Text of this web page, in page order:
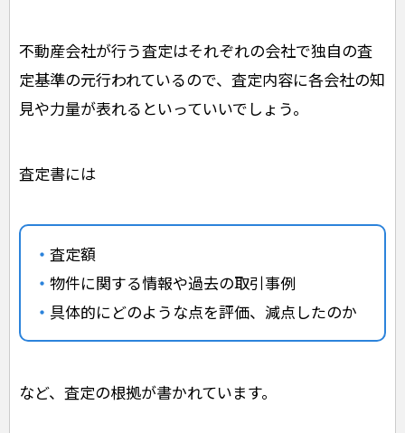
不動産会社が行う査定はそれぞれの会社で独自の査
定基準の元行われているので、査定内容に各会社の知
見や力量が表れるといっていいでしょう。
査定書には
査定額
物件に関する情報や過去の取引事例
具体的にどのような点を評価、減点したのか
など、査定の根拠が書かれています。